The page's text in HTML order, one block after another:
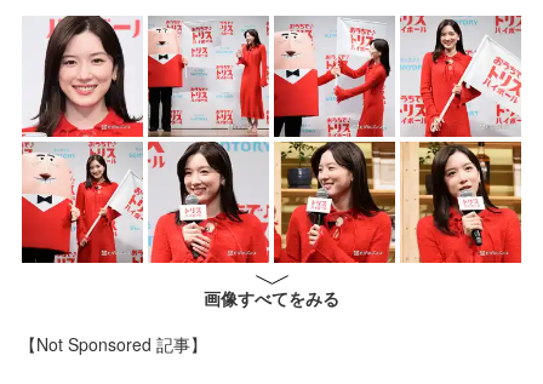
画像すべてをみる
【Not Sponsored 記事】